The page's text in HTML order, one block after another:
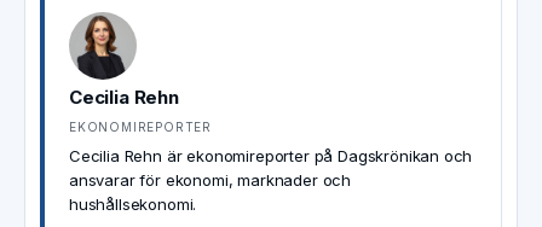
Cecilia Rehn
EKONOMIREPORTER
Cecilia Rehn är ekonomireporter på Dagskrönikan och
ansvarar för ekonomi, marknader och
hushållsekonomi.